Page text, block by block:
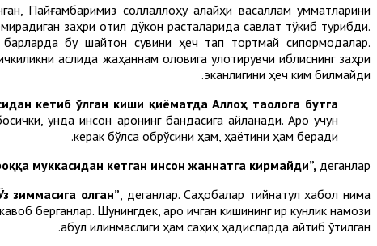
Пайғамбаримиз соллаллоҳу алайҳи васаллам умматларини
заҳри қотил дўкон расталарида савлат тўкиб турибди.
бу шайтон сувини ҳеч тап тортмай сипқормоқдалар.
аслида жаҳаннам оловига улоқтирувчи иблиснинг заҳри
эканлигини ҳеч ким билмайди.
кетиб ўлган киши қиёматда Аллоҳ таолога бутга
унда инсон ароқнинг бандасига айланади. Ароқ учун
керак бўлса обрўсини ҳам, ҳаётини ҳам беради.
муккасидан кетган инсон жаннатга кирмайди”, деганлар.
зиммасига олган” , деганлар. Саҳобалар тийнатул хабол нима
берганлар. Шунингдек, ароқ ичган кишининг қирқ кунлик намози
қабул қилинмаслиги ҳам саҳиҳ ҳадисларда айтиб ўтилган.